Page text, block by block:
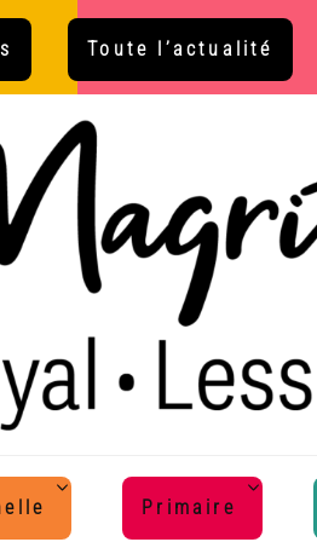
Toute l’actualité
Primaire